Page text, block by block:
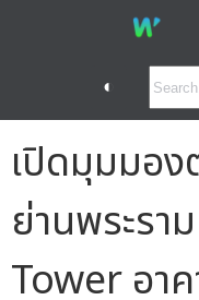
◐
เปิดมุมมอ
ย่านพระรา
Tower อา